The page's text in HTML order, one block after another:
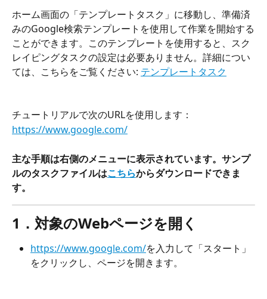
ホーム画面の「テンプレートタスク」に移動し、準備済
みのGoogle検索テンプレートを使用して作業を開始する
ことができます。このテンプレートを使用すると、スク
レイピングタスクの設定は必要ありません。詳細につい
ては、こちらをご覧ください: テンプレートタスク
チュートリアルで次のURLを使用します：
https://www.google.com/
主な手順は右側のメニューに表示されています。サンプ
ルのタスクファイルはこちらからダウンロードできま
す。
1．対象のWebページを開く
https://www.google.com/を入力して「スタート」
をクリックし、ページを開きます。